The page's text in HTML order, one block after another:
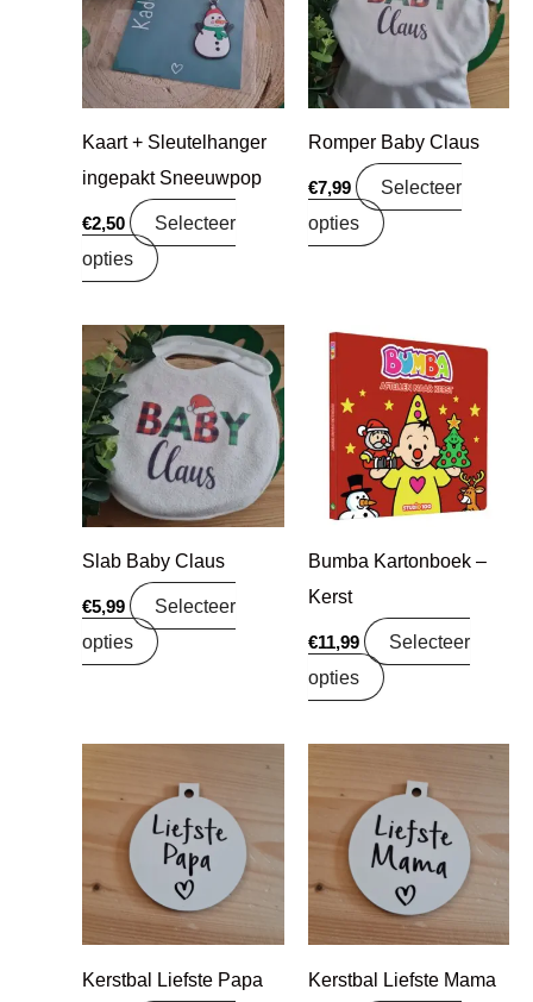
Kaart + Sleutelhanger
ingepakt Sneeuwpop
€2,50
Selecteer
opties
Romper Baby Claus
€7,99
Selecteer
opties
Slab Baby Claus
€5,99
Selecteer
opties
Bumba Kartonboek –
Kerst
€11,99
Selecteer
opties
Kerstbal Liefste Papa Kerstbal Liefste Mama